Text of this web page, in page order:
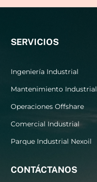
SERVICIOS
Ingeniería Industrial
Mantenimiento Industrial
Operaciones Offshare
Comercial Industrial
Parque Industrial Nexoil
CONTÁCTANOS